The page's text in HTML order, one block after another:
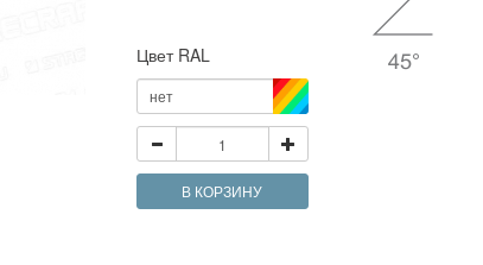
Цвет RAL
нет
В КОРЗИНУ